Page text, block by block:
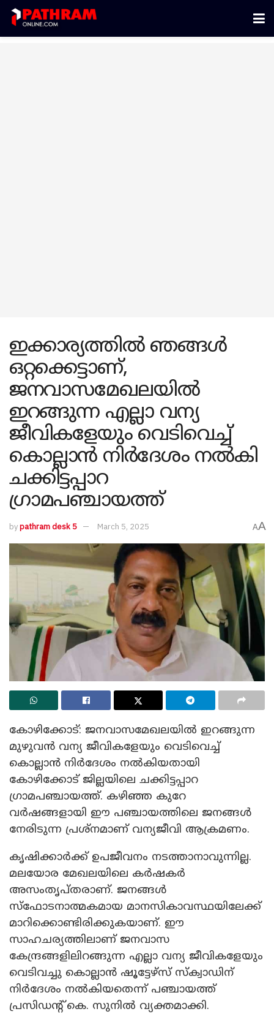
ഇക്കാര്യത്തിൽ ഞങ്ങൾ
ഒറ്റക്കെട്ടാണ്,
ജനവാസമേഖലയിൽ
ഇറങ്ങുന്ന എല്ലാ വന്യ
ജീവികളേയും വെടിവെച്ച്
കൊല്ലാൻ നിർദേശം നൽകി
ചക്കിട്ടപ്പാറ
ഗ്രാമപഞ്ചായത്ത്
bypathram desk 5 March 5, 2025 AA
കോഴിക്കോട്: ജനവാസമേഖലയിൽ ഇറങ്ങുന്ന
മുഴുവൻ വന്യ ജീവികളേയും വെടിവെച്ച്
കൊല്ലാൻ നിർദേശം നൽകിയതായി
കോഴിക്കോട് ജില്ലയിലെ ചക്കിട്ടപ്പാറ
ഗ്രാമപഞ്ചായത്ത്. കഴിഞ്ഞ കുറേ
വർഷങ്ങളായി ഈ പഞ്ചായത്തിലെ ജനങ്ങൾ
നേരിടുന്ന പ്രശ്‌നമാണ് വന്യജീവി ആക്രമണം.
കൃഷിക്കാർക്ക് ഉപജീവനം നടത്താനാവുന്നില്ല.
മലയോര മേഖലയിലെ കർഷകർ
അസംതൃപ്തരാണ്. ജനങ്ങൾ
സ്‌ഫോടനാത്മകമായ മാനസികാവസ്ഥയിലേക്ക്
മാറിക്കൊണ്ടിരിക്കുകയാണ്. ഈ
സാഹചര്യത്തിലാണ് ജനവാസ
കേന്ദ്രങ്ങളിലിറങ്ങുന്ന എല്ലാ വന്യ ജീവികളേയും
വെടിവച്ചു കൊല്ലാൻ ഷൂട്ടേഴ്സ് സ്ക്വാഡിന്
നിർദേശം നൽകിയതെന്ന് പഞ്ചായത്ത്
പ്രസിഡന്റ് കെ. സുനിൽ വ്യക്തമാക്കി.